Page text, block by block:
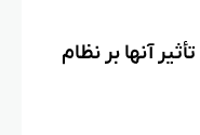
آنها بر نظام